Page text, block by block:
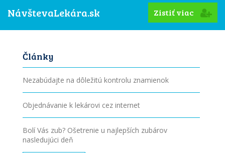
NávštevaLekára.sk
Zistiť viac
Články
Nezabúdajte na dôležitú kontrolu znamienok
Objednávanie k lekárovi cez internet
Bolí Vás zub? Ošetrenie u najlepších zubárov
nasledujúci deň